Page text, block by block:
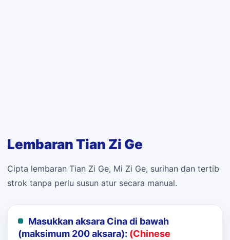
Lembaran Tian Zi Ge
Cipta lembaran Tian Zi Ge, Mi Zi Ge, surihan dan tertib
strok tanpa perlu susun atur secara manual.
Masukkan aksara Cina di bawah
(maksimum 200 aksara): (Chinese